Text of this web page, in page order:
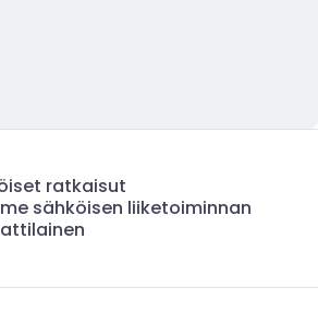
ratkaisut
sähköisen liiketoiminnan